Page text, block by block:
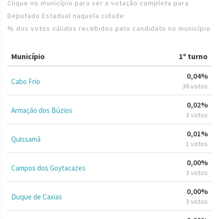
Clique no município para ver a votação completa para
Deputado Estadual naquela cidade
% dos votos válidos recebidos pelo candidato no município
Município 1º turno
Cabo Frio
0,04%
36 votos
Armação dos Búzios
0,02%
3 votos
Quissamã
0,01%
1 votos
Campos dos Goytacazes
0,00%
3 votos
Duque de Caxias
0,00%
3 votos